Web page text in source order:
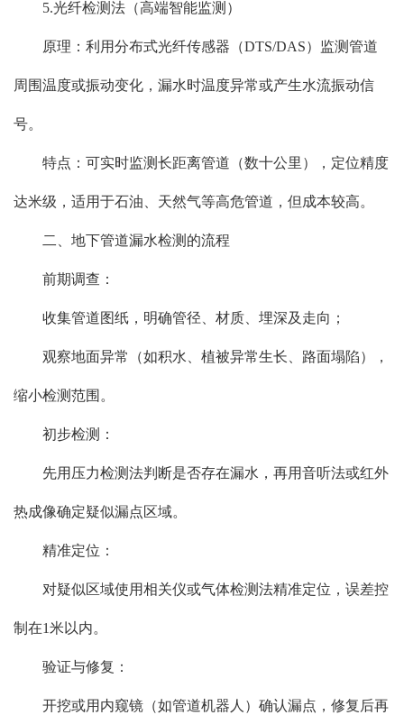
5.光纤检测法（高端智能监测）
原理：利用分布式光纤传感器（DTS/DAS）监测管道
周围温度或振动变化，漏水时温度异常或产生水流振动信
号。
特点：可实时监测长距离管道（数十公里），定位精度
达米级，适用于石油、天然气等高危管道，但成本较高。
二、地下管道漏水检测的流程
前期调查：
收集管道图纸，明确管径、材质、埋深及走向；
观察地面异常（如积水、植被异常生长、路面塌陷），
缩小检测范围。
初步检测：
先用压力检测法判断是否存在漏水，再用音听法或红外
热成像确定疑似漏点区域。
精准定位：
对疑似区域使用相关仪或气体检测法精准定位，误差控
制在1米以内。
验证与修复：
开挖或用内窥镜（如管道机器人）确认漏点，修复后再